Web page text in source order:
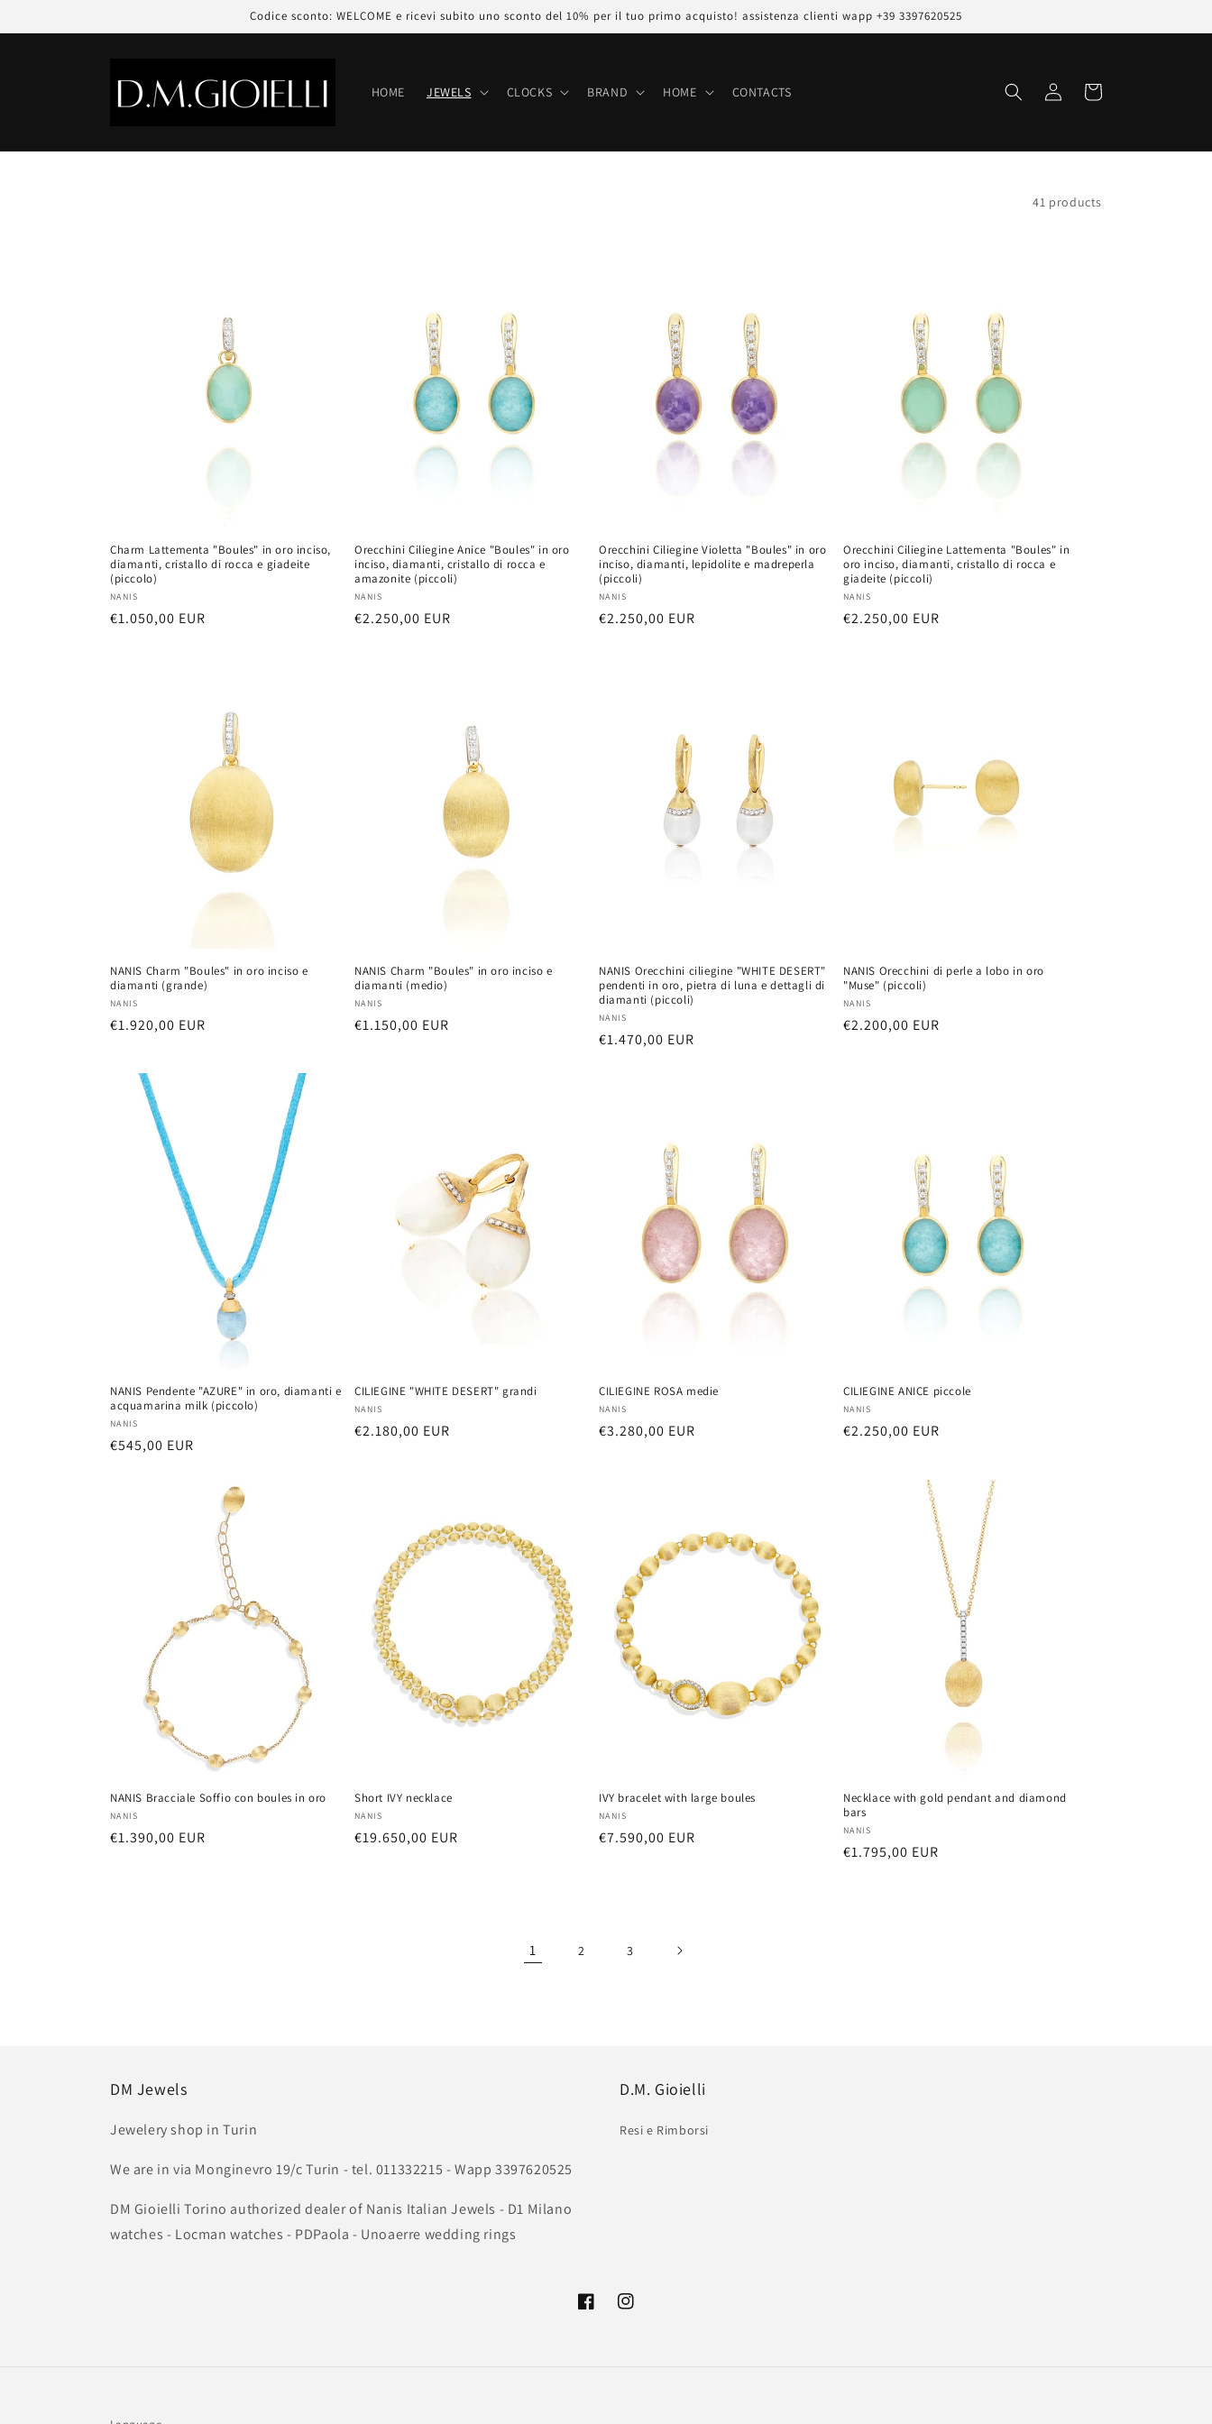
Codice sconto: WELCOME e ricevi subito uno sconto del 10% per il tuo primo acquisto! assistenza clienti wapp +39 3397620525
HOME JEWELS CLOCKS BRAND HOME CONTACTS
Log
in
Cart
41 products
Charm Lattementa "Boules" in oro inciso,
diamanti, cristallo di rocca e giadeite
(piccolo)
Vendor:
NANIS
Regular
€1.050,00 EUR
Orecchini Ciliegine Anice "Boules" in oro
inciso, diamanti, cristallo di rocca e
amazonite (piccoli)
Vendor:
NANIS
Regular
€2.250,00 EUR
Orecchini Ciliegine Violetta "Boules" in oro
inciso, diamanti, lepidolite e madreperla
(piccoli)
Vendor:
NANIS
Regular
€2.250,00 EUR
Orecchini Ciliegine Lattementa "Boules" in
oro inciso, diamanti, cristallo di rocca e
giadeite (piccoli)
Vendor:
NANIS
Regular
€2.250,00 EUR
NANIS Charm "Boules" in oro inciso e
diamanti (grande)
Vendor:
NANIS
Regular
€1.920,00 EUR
NANIS Charm "Boules" in oro inciso e
diamanti (medio)
Vendor:
NANIS
Regular
€1.150,00 EUR
NANIS Orecchini ciliegine "WHITE DESERT"
pendenti in oro, pietra di luna e dettagli di
diamanti (piccoli)
Vendor:
NANIS
Regular
€1.470,00 EUR
NANIS Orecchini di perle a lobo in oro
"Muse" (piccoli)
Vendor:
NANIS
Regular
€2.200,00 EUR
NANIS Pendente "AZURE" in oro, diamanti e
acquamarina milk (piccolo)
Vendor:
NANIS
Regular
€545,00 EUR
CILIEGINE "WHITE DESERT" grandi
Vendor:
NANIS
Regular
€2.180,00 EUR
CILIEGINE ROSA medie
Vendor:
NANIS
Regular
€3.280,00 EUR
CILIEGINE ANICE piccole
Vendor:
NANIS
Regular
€2.250,00 EUR
NANIS Bracciale Soffio con boules in oro
Vendor:
NANIS
Regular
€1.390,00 EUR
Short IVY necklace
Vendor:
NANIS
Regular
€19.650,00 EUR
IVY bracelet with large boules
Vendor:
NANIS
Regular
€7.590,00 EUR
Necklace with gold pendant and diamond
bars
Vendor:
NANIS
Regular
€1.795,00 EUR
1 2 3
DM Jewels
Jewelery shop in Turin
We are in via Monginevro 19/c Turin - tel. 011332215 - Wapp 3397620525
DM Gioielli Torino authorized dealer of Nanis Italian Jewels - D1 Milano
watches - Locman watches - PDPaola - Unoaerre wedding rings
D.M. Gioielli
Resi e Rimborsi
FacebookInstagram